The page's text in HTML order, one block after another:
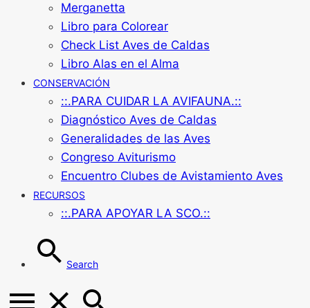
Merganetta
Libro para Colorear
Check List Aves de Caldas
Libro Alas en el Alma
CONSERVACIÓN
::.PARA CUIDAR LA AVIFAUNA.::
Diagnóstico Aves de Caldas
Generalidades de las Aves
Congreso Aviturismo
Encuentro Clubes de Avistamiento Aves
RECURSOS
::.PARA APOYAR LA SCO.::
Search